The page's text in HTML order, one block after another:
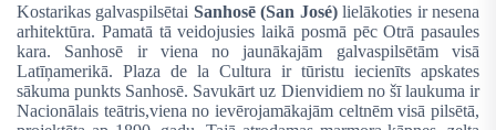
Kostarikas galvaspilsētai Sanhosē (San José)lielākoties ir nesena
arhitektūra. Pamatā tā veidojusies laikā posmā pēc Otrā pasaules
kara. Sanhosē ir viena no jaunākajām galvaspilsētām visā
Latīņamerikā. Plaza de la Cultura ir tūristu iecienīts apskates
sākuma punkts Sanhosē. Savukārt uz Dienvidiem no šī laukuma ir
Nacionālais teātris,viena no ievērojamākajām celtnēm visā pilsētā,